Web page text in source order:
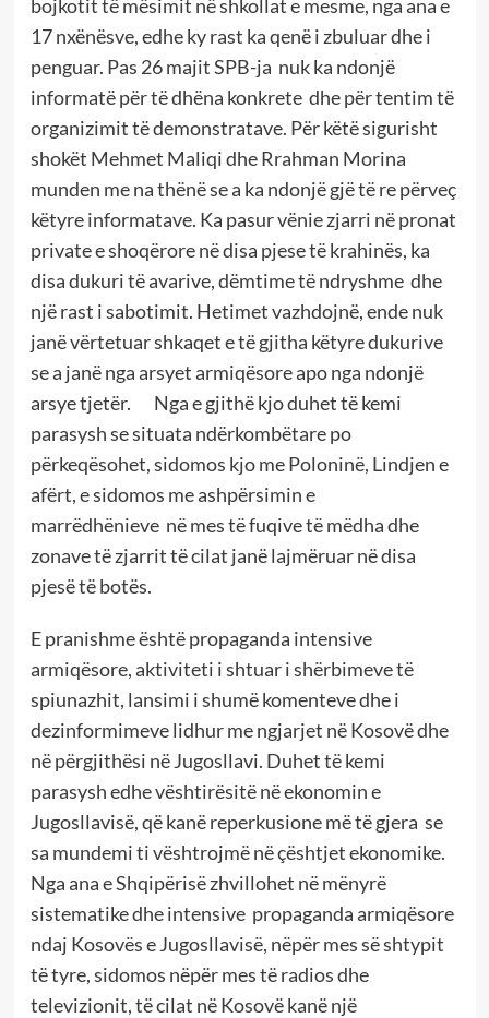
bojkotit të mësimit në shkollat e mesme, nga ana e
17 nxënësve, edhe ky rast ka qenë i zbuluar dhe i
penguar. Pas 26 majit SPB-ja nuk ka ndonjë
informatë për të dhëna konkrete dhe për tentim të
organizimit të demonstratave. Për këtë sigurisht
shokët Mehmet Maliqi dhe Rrahman Morina
munden me na thënë se a ka ndonjë gjë të re përveç
këtyre informatave. Ka pasur vënie zjarri në pronat
private e shoqërore në disa pjese të krahinës, ka
disa dukuri të avarive, dëmtime të ndryshme dhe
një rast i sabotimit. Hetimet vazhdojnë, ende nuk
janë vërtetuar shkaqet e të gjitha këtyre dukurive
se a janë nga arsyet armiqësore apo nga ndonjë
arsye tjetër. Nga e gjithë kjo duhet të kemi
parasysh se situata ndërkombëtare po
përkeqësohet, sidomos kjo me Poloninë, Lindjen e
afërt, e sidomos me ashpërsimin e
marrëdhënieve në mes të fuqive të mëdha dhe
zonave të zjarrit të cilat janë lajmëruar në disa
pjesë të botës.
E pranishme është propaganda intensive
armiqësore, aktiviteti i shtuar i shërbimeve të
spiunazhit, lansimi i shumë komenteve dhe i
dezinformimeve lidhur me ngjarjet në Kosovë dhe
në përgjithësi në Jugosllavi. Duhet të kemi
parasysh edhe vështirësitë në ekonomin e
Jugosllavisë, që kanë reperkusione më të gjera se
sa mundemi ti vështrojmë në çështjet ekonomike.
Nga ana e Shqipërisë zhvillohet në mënyrë
sistematike dhe intensive propaganda armiqësore
ndaj Kosovës e Jugosllavisë, nëpër mes së shtypit
të tyre, sidomos nëpër mes të radios dhe
televizionit, të cilat në Kosovë kanë një